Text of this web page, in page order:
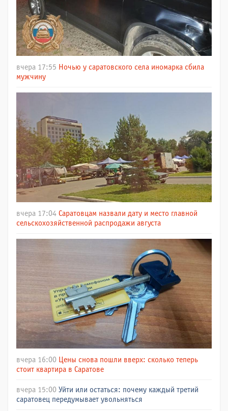
вчера 17:55 Ночью у саратовского села иномарка сбила
мужчину
вчера 17:04 Саратовцам назвали дату и место главной
сельскохозяйственной распродажи августа
вчера 16:00 Цены снова пошли вверх: сколько теперь
стоит квартира в Саратове
вчера 15:00 Уйти или остаться: почему каждый третий
саратовец передумывает увольняться